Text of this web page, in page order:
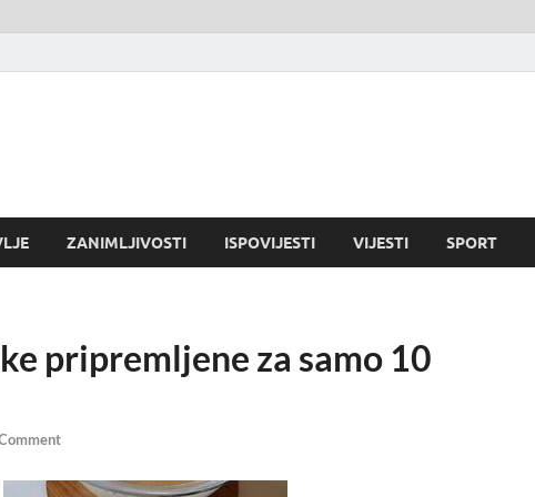
ZANIMLJIVOSTI ISPOVIJESTI VIJESTI SPORT
pripremljene za samo 10